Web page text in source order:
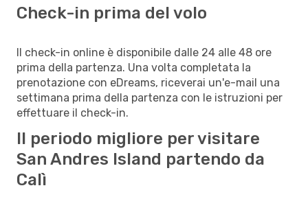
Check-in prima del volo
Il check-in online è disponibile dalle 24 alle 48 ore
prima della partenza. Una volta completata la
prenotazione con eDreams, riceverai un'e-mail una
settimana prima della partenza con le istruzioni per
effettuare il check-in.
Il periodo migliore per visitare
San Andres Island partendo da
Calì